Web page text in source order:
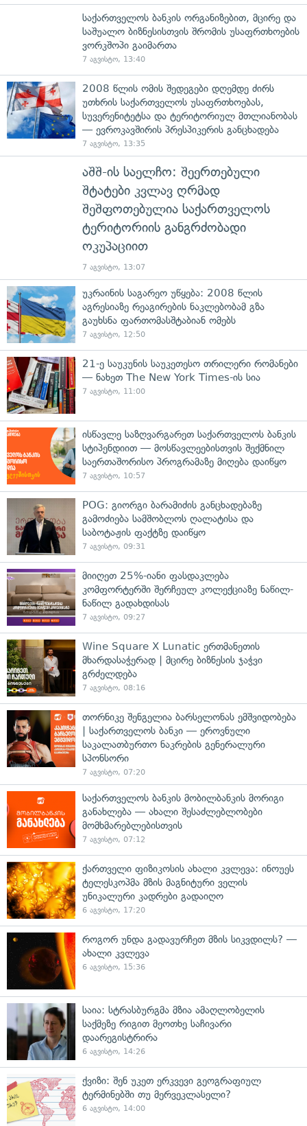
საქართველოს ბანკის ორგანიზებით, მცირე და
საშუალო ბიზნესისთვის შრომის უსაფრთხოების
ვორკშოპი გაიმართა
7 აგვისტო, 13:40
2008 წლის ომის შედეგები დღემდე ძირს
უთხრის საქართველოს უსაფრთხოებას,
სუვერენიტეტსა და ტერიტორიულ მთლიანობას
— ევროკავშირის პრესპიკერის განცხადება
7 აგვისტო, 13:35
აშშ-ის საელჩო: შეერთებული
შტატები კვლავ ღრმად
შეშფოთებულია საქართველოს
ტერიტორიის განგრძობადი
ოკუპაციით
7 აგვისტო, 13:07
უკრაინის საგარეო უწყება: 2008 წლის
აგრესიაზე რეაგირების ნაკლებობამ გზა
გაუხსნა ფართომასშტაბიან ომებს
7 აგვისტო, 12:50
21-ე საუკუნის საუკეთესო თრილერი რომანები
— ნახეთ The New York Times-ის სია
7 აგვისტო, 11:00
ისწავლე საზღვარგარეთ საქართველოს ბანკის
სტიპენდიით — მოსწავლეებისთვის შექმნილ
საერთაშორისო პროგრამაზე მიღება დაიწყო
7 აგვისტო, 10:57
POG: გიორგი ბარამიძის განცხადებაზე
გამოძიება სამშობლოს ღალატისა და
საბოტაჟის ფაქტზე დაიწყო
7 აგვისტო, 09:31
მიიღეთ 25%-იანი ფასდაკლება
კომფორტერში შერჩეულ კოლექციაზე ნაწილ-
ნაწილ გადახდისას
7 აგვისტო, 09:27
Wine Square X Lunatic ერთმანეთის
მხარდასაჭერად | მცირე ბიზნესის ჯაჭვი
გრძელდება
7 აგვისტო, 08:16
თორნიკე შენგელია ბარსელონას ემშვიდობება
| საქართველოს ბანკი — ეროვნული
საკალათბურთო ნაკრების გენერალური
სპონსორი
7 აგვისტო, 07:20
საქართველოს ბანკის მობილბანკის მორიგი
განახლება — ახალი შესაძლებლობები
მომხმარებლებისთვის
7 აგვისტო, 07:12
ქართველი ფიზიკოსის ახალი კვლევა: ინოუეს
ტელესკოპმა მზის მაგნიტური ველის
უნიკალური კადრები გადაიღო
6 აგვისტო, 17:20
როგორ უნდა გადავურჩეთ მზის სიკვდილს? —
ახალი კვლევა
6 აგვისტო, 15:36
საია: სტრასბურგმა მზია ამაღლობელის
საქმეზე რიგით მეოთხე საჩივარი
დაარეგისტრირა
6 აგვისტო, 14:26
ქვიზი: შენ უკეთ ერკვევი გეოგრაფიულ
ტერმინებში თუ მერვეკლასელი?
6 აგვისტო, 14:00